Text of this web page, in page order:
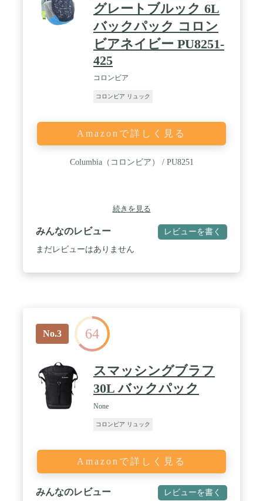
グレートブルック 6L
バックパック コロン
ビアネイビー PU8251-
425
コロンビア
コロンビア リュック
Amazonで詳しく見る
Columbia（コロンビア） / PU8251
続きを見る
みんなのレビュー レビューを書く
まだレビューはありません
No.3 64
スマッシングブラフ
30L バックパック
None
コロンビア リュック
Amazonで詳しく見る
みんなのレビュー レビューを書く